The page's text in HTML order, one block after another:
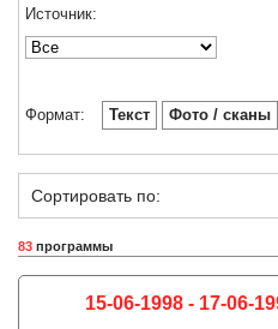
Источник:
Формат: Текст Фото / сканы
Сортировать по:
83 программы
15-06-1998 - 17-06-